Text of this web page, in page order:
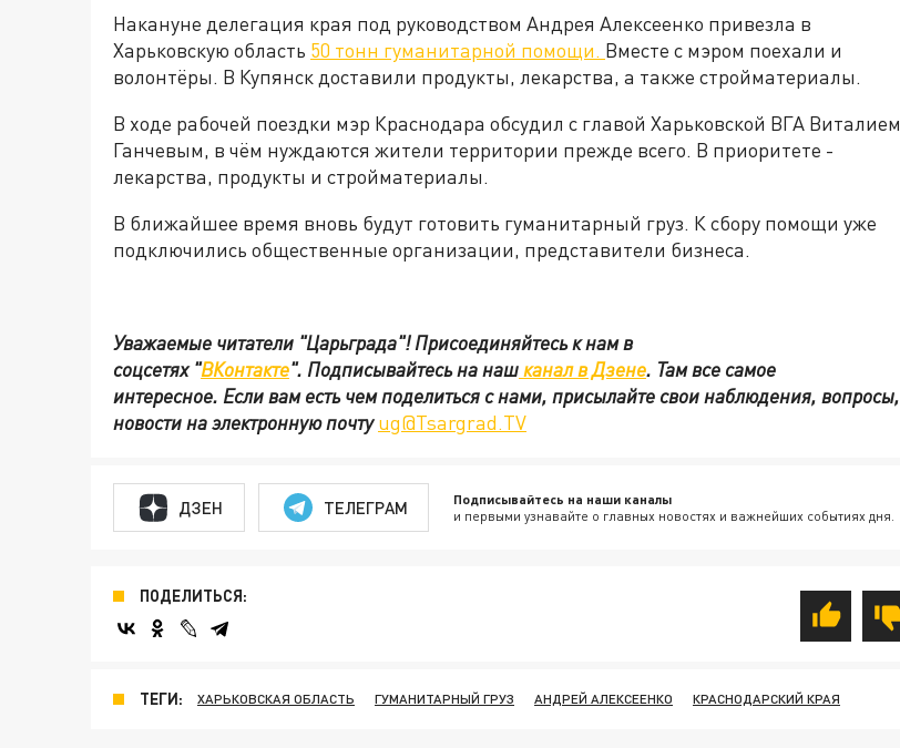
Накануне делегация края под руководством Андрея Алексеенко привезла в
Харьковскую область 50 тонн гуманитарной помощи. Вместе с мэром поехали и
волонтёры. В Купянск доставили продукты, лекарства, а также стройматериалы.
В ходе рабочей поездки мэр Краснодара обсудил с главой Харьковской ВГА Виталием
Ганчевым, в чём нуждаются жители территории прежде всего. В приоритете -
лекарства, продукты и стройматериалы.
В ближайшее время вновь будут готовить гуманитарный груз. К сбору помощи уже
подключились общественные организации, представители бизнеса.
Уважаемые читатели "Царьграда"!Присоединяйтесь к нам в
соцсетях"ВКонтакте". Подписывайтесь на нашканал в Дзене. Там все самое
интересное. Если вам есть чем поделиться с нами, присылайте свои наблюдения, вопросы,
новости на электронную почтуug@Tsargrad.TV
ДЗЕН ТЕЛЕГРАМ Подписывайтесь на наши каналы
и первыми узнавайте о главных новостях и важнейших событиях дня.
ПОДЕЛИТЬСЯ:
ТЕГИ: ХАРЬКОВСКАЯ ОБЛАСТЬ ГУМАНИТАРНЫЙ ГРУЗ АНДРЕЙ АЛЕКСЕЕНКО КРАСНОДАРСКИЙ КРАЯ